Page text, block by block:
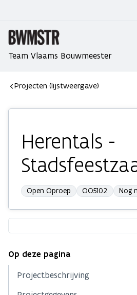
Team Vlaams Bouwmeester
Projecten (lijstweergave)
Herentals -
Open Oproep OO5102 Nog
Op deze pagina
Projectbeschrijving